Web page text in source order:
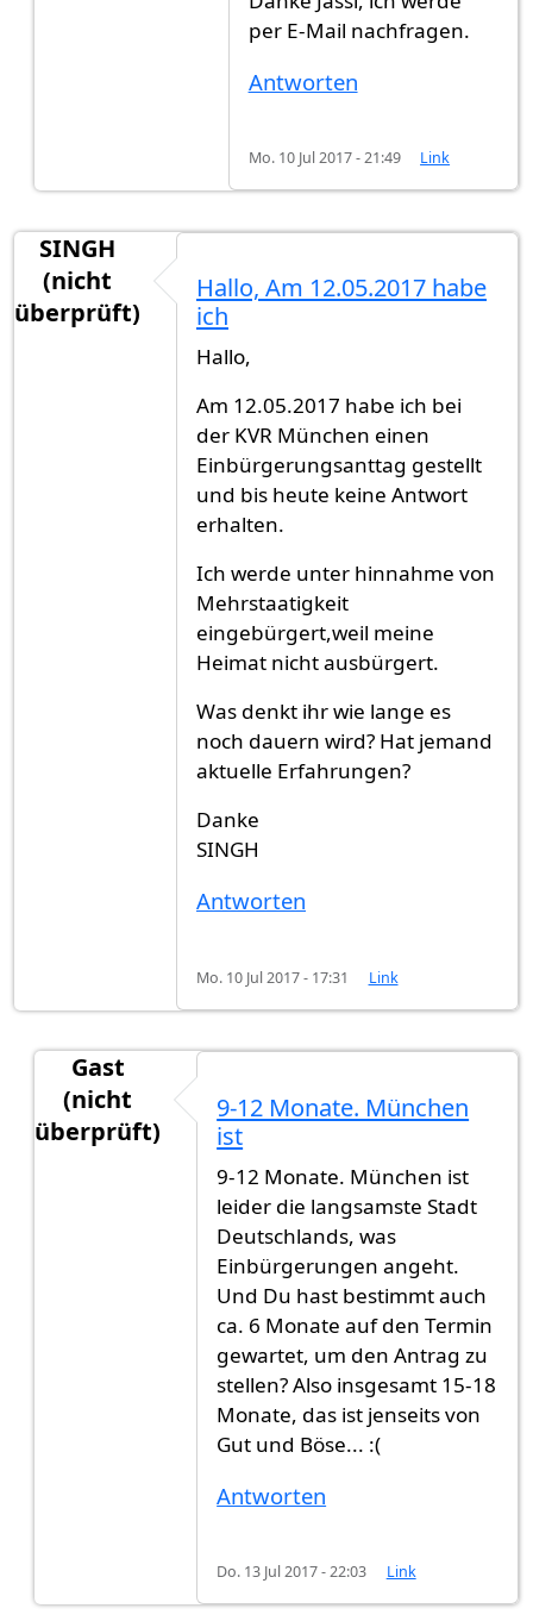
per E-Mail nachfragen.
Antworten
Mo. 10 Jul 2017 - 21:49 Link
SINGH
(nicht
überprüft)
Hallo, Am 12.05.2017 habe
ich
Hallo,
Am 12.05.2017 habe ich bei
der KVR München einen
Einbürgerungsanttag gestellt
und bis heute keine Antwort
erhalten.
Ich werde unter hinnahme von
Mehrstaatigkeit
eingebürgert,weil meine
Heimat nicht ausbürgert.
Was denkt ihr wie lange es
noch dauern wird? Hat jemand
aktuelle Erfahrungen?
Danke
SINGH
Antworten
Mo. 10 Jul 2017 - 17:31 Link
Gast
(nicht
überprüft)
9-12 Monate. München
ist
9-12 Monate. München ist
leider die langsamste Stadt
Deutschlands, was
Einbürgerungen angeht.
Und Du hast bestimmt auch
ca. 6 Monate auf den Termin
gewartet, um den Antrag zu
stellen? Also insgesamt 15-18
Monate, das ist jenseits von
Gut und Böse... :(
Antworten
Do. 13 Jul 2017 - 22:03 Link